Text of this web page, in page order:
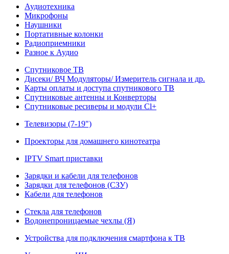
Аудиотехника
Микрофоны
Наушники
Портативные колонки
Радиоприемники
Разное к Аудио
Спутниковое ТВ
Дисеки/ ВЧ Модуляторы/ Измеритель сигнала и др.
Карты оплаты и доступа спутникового ТВ
Спутниковые антенны и Конверторы
Спутниковые ресиверы и модули Cl+
Телевизоры (7-19")
Проекторы для домашнего кинотеатра
IPTV Smart приставки
Зарядки и кабели для телефонов
Зарядки для телефонов (СЗУ)
Кабели для телефонов
Стекла для телефонов
Водонепроницаемые чехлы (Я)
Устройства для подключения смартфона к ТВ